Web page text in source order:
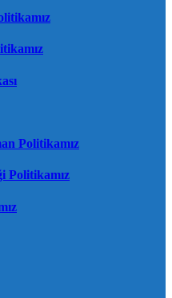
Politikamız
Politikamız